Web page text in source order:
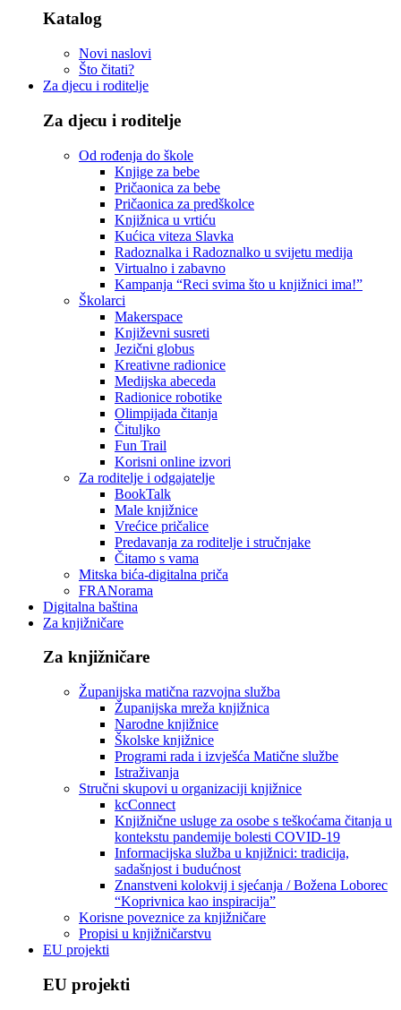
Katalog
Novi naslovi
Što čitati?
Za djecu i roditelje
Za djecu i roditelje
Od rođenja do škole
Knjige za bebe
Pričaonica za bebe
Pričaonica za predškolce
Knjižnica u vrtiću
Kućica viteza Slavka
Radoznalka i Radoznalko u svijetu medija
Virtualno i zabavno
Kampanja “Reci svima što u knjižnici ima!”
Školarci
Makerspace
Književni susreti
Jezični globus
Kreativne radionice
Medijska abeceda
Radionice robotike
Olimpijada čitanja
Čituljko
Fun Trail
Korisni online izvori
Za roditelje i odgajatelje
BookTalk
Male knjižnice
Vrećice pričalice
Predavanja za roditelje i stručnjake
Čitamo s vama
Mitska bića-digitalna priča
FRANorama
Digitalna baština
Za knjižničare
Za knjižničare
Županijska matična razvojna služba
Županijska mreža knjižnica
Narodne knjižnice
Školske knjižnice
Programi rada i izvješća Matične službe
Istraživanja
Stručni skupovi u organizaciji knjižnice
kcConnect
Knjižnične usluge za osobe s teškoćama čitanja u
kontekstu pandemije bolesti COVID-19
Informacijska služba u knjižnici: tradicija,
sadašnjost i budućnost
Znanstveni kolokvij i sjećanja / Božena Loborec
“Koprivnica kao inspiracija”
Korisne poveznice za knjižničare
Propisi u knjižničarstvu
EU projekti
EU projekti